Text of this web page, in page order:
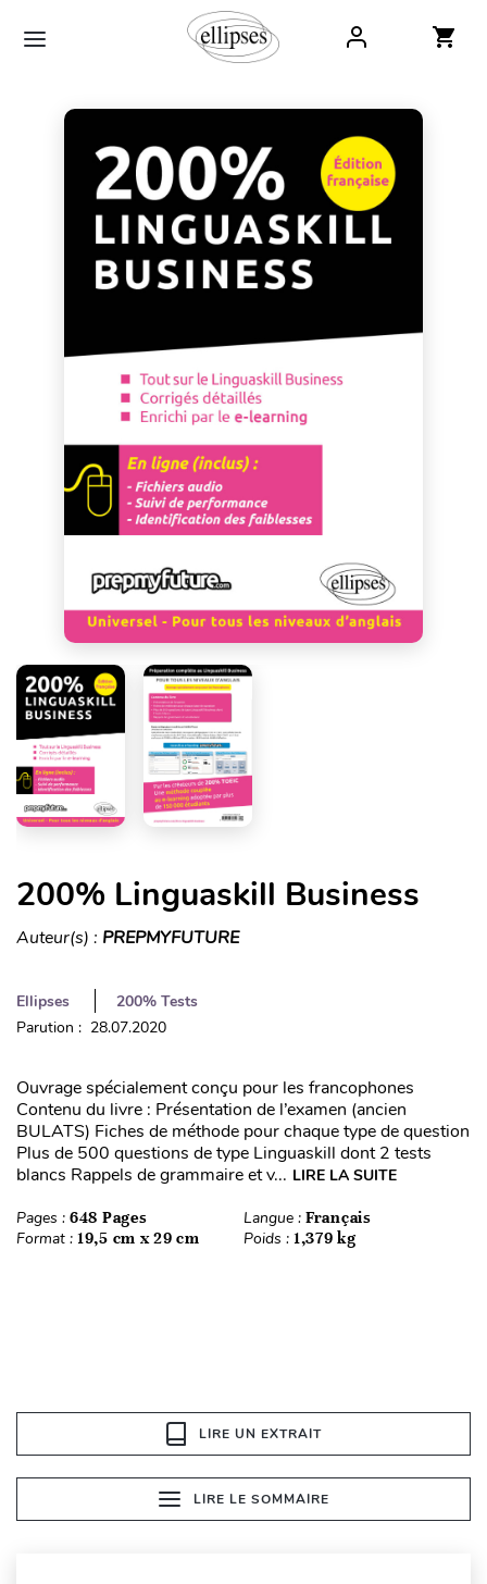
200% Linguaskill Business
Auteur(s) : PREPMYFUTURE
Ellipses
200% Tests
Parution : 28.07.2020
Ouvrage spécialement conçu pour les francophones
Contenu du livre : Présentation de l’examen (ancien
BULATS) Fiches de méthode pour chaque type de question
Plus de 500 questions de type Linguaskill dont 2 tests
blancs Rappels de grammaire et v... LIRE LA SUITE
Pages : 648 Pages Langue : Français
Format : 19,5 cm x 29 cm Poids : 1,379 kg
LIRE UN EXTRAIT
LIRE LE SOMMAIRE